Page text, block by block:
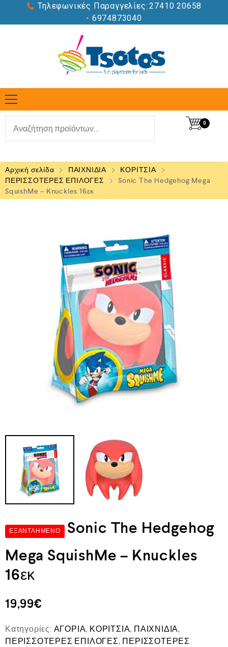
Τηλεφωνικές Παραγγελίες: 27410 20658
- 6974873040
0
Αρχική σελίδα ΠΑΙΧΝΙΔΙΑ
ΚΟΡΙΤΣΙΑ
ΠΕΡΙΣΣΟΤΕΡΕΣ ΕΠΙΛΟΓΕΣ
Sonic The Hedgehog Mega
SquishMe – Knuckles 16εκ
ΕΞΑΝΤΛΗΜΈΝΟ
Sonic The Hedgehog
Mega SquishMe – Knuckles
16εκ
19,99€
Κατηγορίες: ΑΓΟΡΙΑ, ΚΟΡΙΤΣΙΑ, ΠΑΙΧΝΙΔΙΑ,
ΠΕΡΙΣΣΟΤΕΡΕΣ ΕΠΙΛΟΓΕΣ, ΠΕΡΙΣΣΟΤΕΡΕΣ